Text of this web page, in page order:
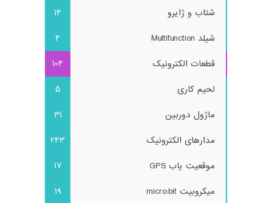
شتاب و ژایرو
14
شیلد Multifunction
4
قطعات الکترونیک
104
لحیم کاری
5
ماژول دوربین
31
مدارهای الکترونیک
243
موقعیت یاب GPS
17
میکروبیت micro:bit
19